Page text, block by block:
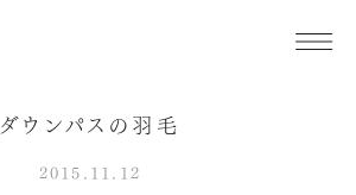
ダウンパスの羽毛
2015.11.12